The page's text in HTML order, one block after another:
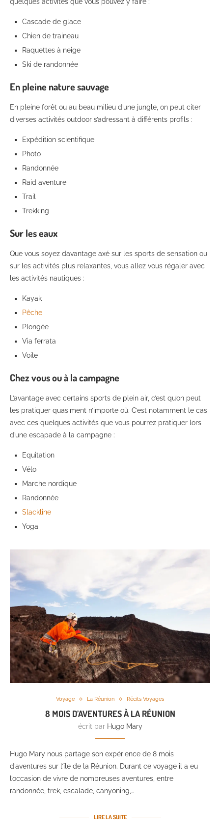
quelques activités que vous pouvez y faire :
Cascade de glace
Chien de traineau
Raquettes à neige
Ski de randonnée
En pleine nature sauvage
En pleine forêt ou au beau milieu d’une jungle, on peut citer
diverses activités outdoor s’adressant à différents profils :
Expédition scientifique
Photo
Randonnée
Raid aventure
Trail
Trekking
Sur les eaux
Que vous soyez davantage axé sur les sports de sensation ou
sur les activités plus relaxantes, vous allez vous régaler avec
les activités nautiques :
Kayak
Pêche
Plongée
Via ferrata
Voile
Chez vous ou à la campagne
L’avantage avec certains sports de plein air, c’est qu’on peut
les pratiquer quasiment n’importe où. C’est notamment le cas
avec ces quelques activités que vous pourrez pratiquer lors
d’une escapade à la campagne :
Equitation
Vélo
Marche nordique
Randonnée
Slackline
Yoga
Voyage La Réunion Récits Voyages
8 MOIS D’AVENTURES À LA RÉUNION
écrit par Hugo Mary
Hugo Mary nous partage son expérience de 8 mois
d’aventures sur l’île de la Réunion. Durant ce voyage il a eu
l’occasion de vivre de nombreuses aventures, entre
randonnée, trek, escalade, canyoning,…
LIRE LA SUITE